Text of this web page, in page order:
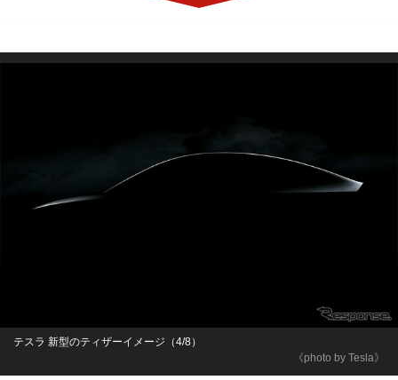
《photo by Tesla》
テスラ 新型のティザーイメージ（4/8）